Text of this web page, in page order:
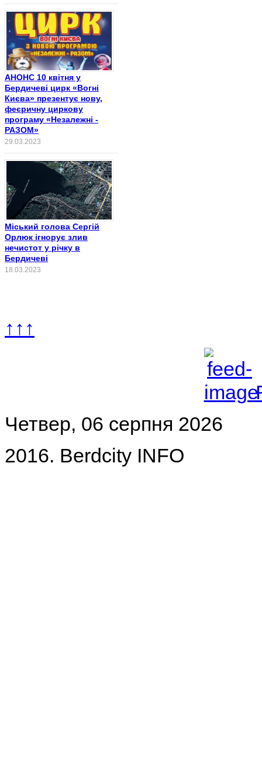
АНОНС 10 квітня у
Бердичеві цирк «Вогні
Києва» презентує нову,
феєричну циркову
програму «Незалежні -
РАЗОМ»
29.03.2023
Міський голова Сергій
Орлюк ігнорує злив
нечистот у річку в
Бердичеві
18.03.2023
↑↑↑
Четвер, 06 серпня 2026
2016. Berdcity INFO